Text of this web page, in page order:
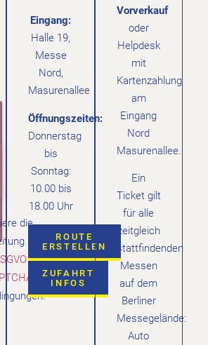
die
Eingang:
Halle 19,
Messe
Nord,
Masurenallee
Öffnungszeiten:
Donnerstag
bis
Sonntag:
10.00 bis
18.00 Uhr
ROUTE
ERSTELLEN
ZUFAHRT
INFOS
Vorverkauf
oder
Helpdesk
mit
Kartenzahlung
am
Eingang
Nord
Masurenallee.
Ein
Ticket gilt
für alle
zeitgleich
stattfindenden
Messen
auf dem
Berliner
Messegelände:
Auto